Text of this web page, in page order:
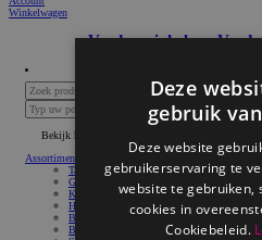
Winkelwagen
Verder winkelen
Zoeken
Postcodecheck
Bekijk hele assortiment
Assortiment
Taart
Gebak
Koek, Cake & Zo
Hartig & Zo
Brood
Broodjes
Deze
gebruik
Deze website
gebruikerservaring te
website te gebruiken,
cookies in
Cookiebeleid.